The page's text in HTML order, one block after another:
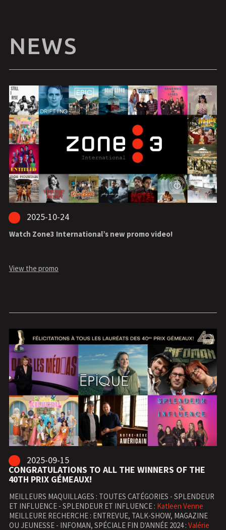
NEWS
2025-10-24
Watch Zone3 International’s new promo video!
View the promo
2025-09-15
CONGRATULATIONS TO ALL THE WINNERS OF THE
40TH PRIX GÉMEAUX!
MEILLEURS MAQUILLAGES : TOUTES CATÉGORIES - SPLENDEUR
ET INFLUENCE - SPLENDEUR ET INFLUENCE : Katleen Venne
MEILLEURE RECHERCHE : ENTREVUE, TALK-SHOW, MAGAZINE
OU JEUNESSE - INFOMAN, SPÉCIALE FIN D'ANNÉE 2024 : Valérie